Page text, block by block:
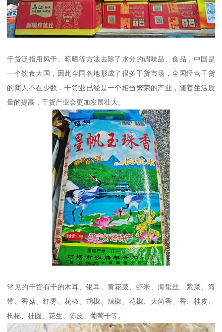
干货泛指用风干、晾晒等方法去除了水分的调味品、食品，中国是
一个饮食大国，因此全国各地形成了很多干货市场，全国经营干货
的商人不在少数，干货业已经是一个相当繁荣的产业，随着生活质
量的提高，干货产业会更加发展壮大。
常见的干货有干的木耳、银耳、黄花菜、虾米、海蜇丝、紫菜、海
带、香菇、红枣、花椒、胡椒、辣椒、花椒、大茴香、香、桂皮、
枸杞、桂圆、花生、陈皮、葡萄干等。